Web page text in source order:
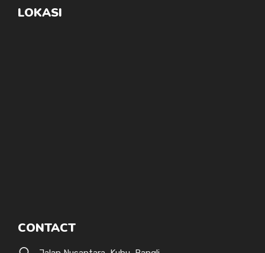
LOKASI
CONTACT